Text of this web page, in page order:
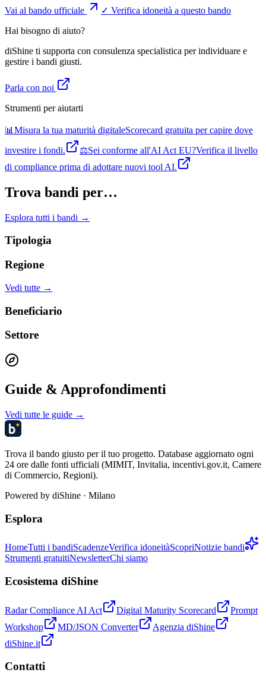
Vai al bando ufficiale
✓ Verifica idoneità a questo bando
Hai bisogno di aiuto?
diShine ti supporta con consulenza specialistica per individuare e
gestire i bandi giusti.
Parla con noi
Strumenti per aiutarti
📊 Misura la tua maturità digitaleScorecard gratuita per capire dove
investire i fondi.
⚖️Sei conforme all'AI Act EU?Verifica il livello
di compliance prima di adottare nuovi tool AI.
Trova bandi per…
Esplora tutti i bandi →
Tipologia
Regione
Vedi tutte →
Beneficiario
Settore
Guide & Approfondimenti
Vedi tutte le guide →
Trova il bando giusto per il tuo progetto. Database aggiornato ogni
24 ore dalle fonti ufficiali (MIMIT, Invitalia, incentivi.gov.it, Camere
di Commercio, Regioni).
Powered by diShine · Milano
Esplora
HomeTutti i bandiScadenzeVerifica idoneitàScopriNotizie bandi
Strumenti gratuitiNewsletterChi siamo
Ecosistema diShine
Radar Compliance AI Act Digital Maturity Scorecard
Prompt
Workshop
MD/JSON Converter
Agenzia diShine
diShine.it
Contatti